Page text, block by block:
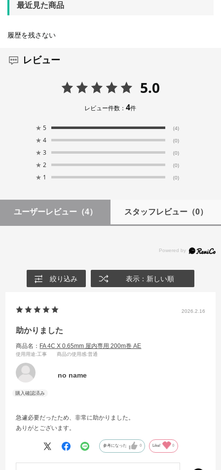
最近見た商品
履歴を残さない
レビュー
5.0
レビュー件数：4件
★ 5 (4)
★ 4 (0)
★ 3 (0)
★ 2 (0)
★ 1 (0)
ユーザーレビュー （4） スタッフレビュー（0）
絞り込み 表示：新しい順
2026.2.16
助かりました
商品名： FA 4C X 0.65mm 屋内専用 200m巻 AE
使用用途:工事 商品の使用感:普通
no name
急遽必要だったため、非常に助かりました。
ありがとございます。
参考になった 0 Like! 0